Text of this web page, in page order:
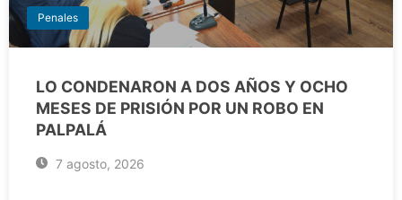
Penales
LO CONDENARON A DOS AÑOS Y OCHO
MESES DE PRISIÓN POR UN ROBO EN
PALPALÁ
7 agosto, 2026